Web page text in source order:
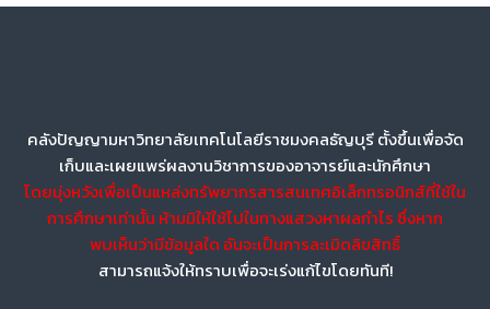
คลังปัญญามหาวิทยาลัยเทคโนโลยีราชมงคลธัญบุรี ตั้งขึ้นเพื่อจัด
เก็บและเผยแพร่ผลงานวิชาการของอาจารย์และนักศึกษา
โดยมุ่งหวังเพื่อเป็นแหล่งทรัพยากรสารสนเทศอิเล็กทรอนิกส์ที่ใช้ใน
การศึกษาเท่านั้น ห้ามมิให้ใช้ไปในทางแสวงหาผลกำไร ซึ่งหาก
พบเห็นว่ามีข้อมูลใด อันจะเป็นการละเมิดลิขสิทธิ์
สามารถแจ้งให้ทราบเพื่อจะเร่งแก้ไขโดยทันที!